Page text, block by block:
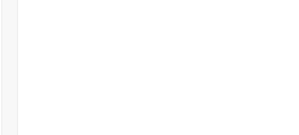
класифікатору RAL.
ISO 2409.